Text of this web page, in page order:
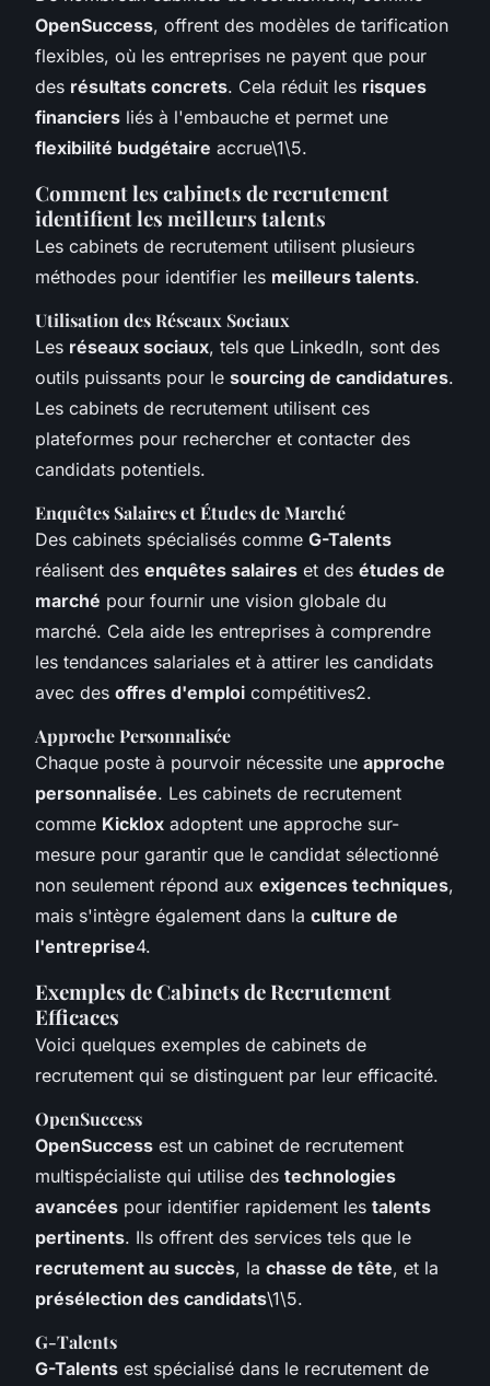
OpenSuccess, offrent des modèles de tarification
flexibles, où les entreprises ne payent que pour
des résultats concrets. Cela réduit les risques
financiers liés à l'embauche et permet une
flexibilité budgétaire accrue\1\5.
Comment les cabinets de recrutement
identifient les meilleurs talents
Les cabinets de recrutement utilisent plusieurs
méthodes pour identifier les meilleurs talents.
Utilisation des Réseaux Sociaux
Les réseaux sociaux, tels que LinkedIn, sont des
outils puissants pour le sourcing de candidatures.
Les cabinets de recrutement utilisent ces
plateformes pour rechercher et contacter des
candidats potentiels.
Enquêtes Salaires et Études de Marché
Des cabinets spécialisés comme G-Talents
réalisent des enquêtes salaires et des études de
marché pour fournir une vision globale du
marché. Cela aide les entreprises à comprendre
les tendances salariales et à attirer les candidats
avec des offres d'emploi compétitives2.
Approche Personnalisée
Chaque poste à pourvoir nécessite une approche
personnalisée. Les cabinets de recrutement
comme Kicklox adoptent une approche sur-
mesure pour garantir que le candidat sélectionné
non seulement répond aux exigences techniques,
mais s'intègre également dans la culture de
l'entreprise4.
Exemples de Cabinets de Recrutement
Efficaces
Voici quelques exemples de cabinets de
recrutement qui se distinguent par leur efficacité.
OpenSuccess
OpenSuccess est un cabinet de recrutement
multispécialiste qui utilise des technologies
avancées pour identifier rapidement les talents
pertinents. Ils offrent des services tels que le
recrutement au succès, la chasse de tête, et la
présélection des candidats\1\5.
G-Talents
G-Talents est spécialisé dans le recrutement de